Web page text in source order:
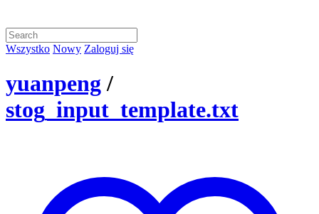
Wszystko Nowy Zaloguj się
yuanpeng /
stog_input_template.txt